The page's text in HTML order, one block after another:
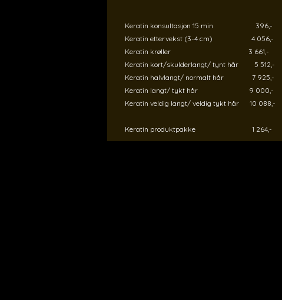
Keratin konsultasjon 15 min 396,-
Keratin ettervekst (3-4 cm) 4 056,-
Keratin krøller 3 661,-
Keratin kort/skulderlangt/ tynt hår 5 512,-
Keratin halvlangt/ normalt hår 7 925,-
Keratin langt/ tykt hår 9 000,-
Keratin veldig langt/ veldig tykt hår 10 088,-
Keratin produktpakke 1 264,-